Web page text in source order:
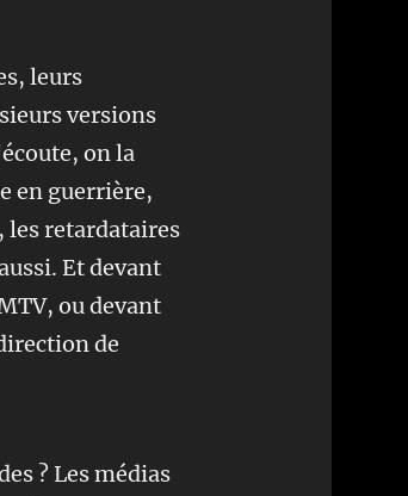
leurs
versions
on la
en guerrière,
les retardataires
Et devant
ou devant
de
? Les médias